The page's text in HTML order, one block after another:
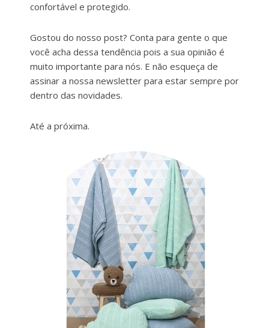
confortável e protegido.
Gostou do nosso post? Conta para gente o que
você acha dessa tendência pois a sua opinião é
muito importante para nós. E não esqueça de
assinar a nossa newsletter para estar sempre por
dentro das novidades.
Até a próxima.